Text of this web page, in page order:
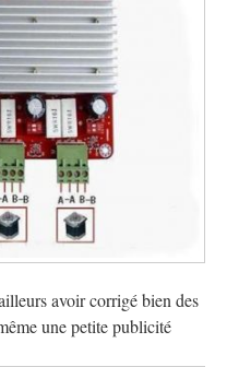
avoir corrigé bien des
une petite publicité